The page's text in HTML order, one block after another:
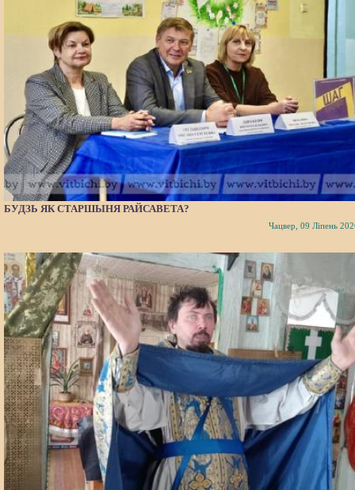
БУДЗЬ ЯК СТАРШЫНЯ РАЙСАВЕТА?
Чацвер, 09 Ліпень